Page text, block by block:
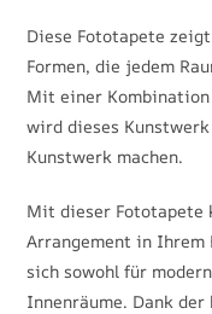
Diese Fototapete
Formen, die jedem
Mit einer Kombination
wird dieses
Kunstwerk machen.
Mit dieser Fototapete
Arrangement in Ihrem
sich sowohl für
Innenräume. Dank